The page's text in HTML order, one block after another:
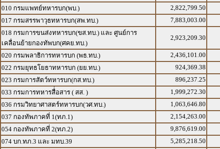
010 กรมแพทย์ทหารบก(พบ.)
2,822,799.50
017 กรมสรรพาวุธทหารบก(สพ.ทบ.)
7,883,003.00
018 กรมการขนส่งทหารบก(ขส.ทบ.) และ ศูนย์การ
เคลื่อนย้ายกองทัพบก(ศคย.ทบ.)
2,923,209.30
020 กรมพลาธิการทหารบก (พธ.ทบ.)
2,436,101.00
022 กรมยุทธโยธาทหารบก (ยย.ทบ.)
924,369.38
023 กรมการสัตว์ทหารบก(กส.ทบ.)
896,237.25
033 กรมการทหารสื่่อสาร ( สส. )
1,999,272.30
036 กรมวิทยาศาสตร์ทหารบก(วศ.ทบ.)
1,063,646.80
037 กองทัพภาคที่ 1(ทภ.1)
2,154,263.00
054 กองทัพภาคที่ 2(ทภ.2)
9,876,619.00
074 บก.ทภ.3 และ มทบ.39
5,285,218.50